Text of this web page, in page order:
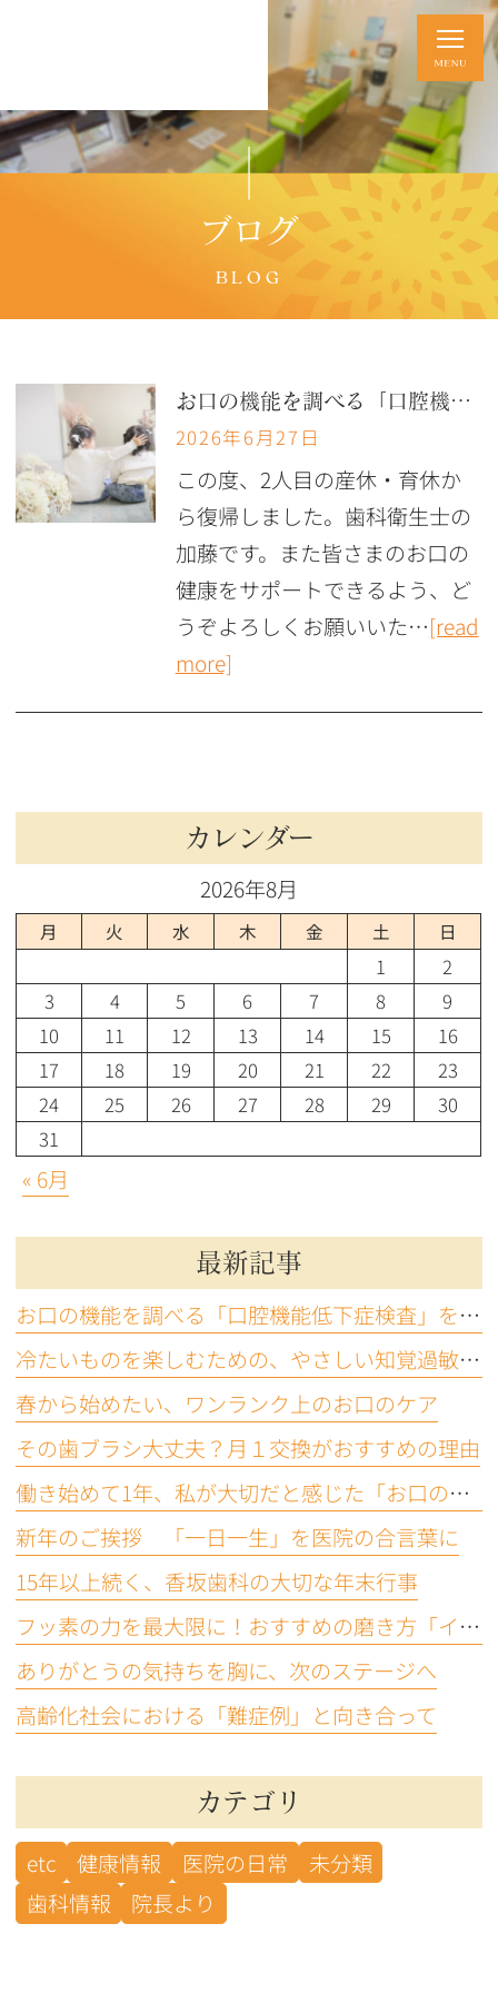
ブログ
BLOG
お口の機能を調べる「口腔機能低下症検査」をご存じですか？
2026年6月27日
この度、2人目の産休・育休か
ら復帰しました。歯科衛生士の
加藤です。また皆さまのお口の
健康をサポートできるよう、ど
うぞよろしくお願いいた…[read
more]
カレンダー
2026年8月
月 火 水 木 金 土 日
1
2
3
4 5 6 7 8
9
10
11 12 13 14 15
16
17
18 19 20 21 22
23
24
25 26 27 28 29
30
31
« 6月
最新記事
お口の機能を調べる「口腔機能低下症検査」をご存じですか？
冷たいものを楽しむための、やさしい知覚過敏ケア
春から始めたい、ワンランク上のお口のケア
その歯ブラシ大丈夫？月１交換がおすすめの理由
働き始めて1年、私が大切だと感じた「お口の機能」
新年のご挨拶 「一日一生」を医院の合言葉に
15年以上続く、香坂歯科の大切な年末行事
フッ素の力を最大限に！おすすめの磨き方「イエテボリ法」
ありがとうの気持ちを胸に、次のステージへ
高齢化社会における「難症例」と向き合って
カテゴリ
etc 健康情報 医院の日常
未分類
歯科情報
院長より